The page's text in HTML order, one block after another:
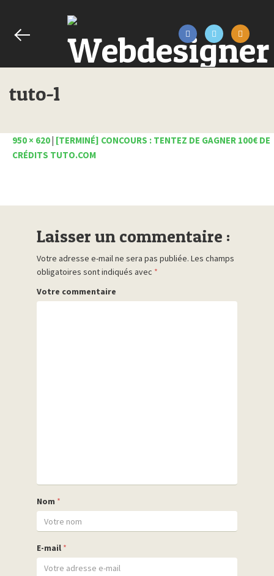
tuto-1
950 × 620| [TERMINÉ] CONCOURS : TENTEZ DE GAGNER 100€ DE
CRÉDITS TUTO.COM
Laisser un commentaire :
Votre adresse e-mail ne sera pas publiée. Les champs
obligatoires sont indiqués avec *
Votre commentaire
Nom *
E-mail *